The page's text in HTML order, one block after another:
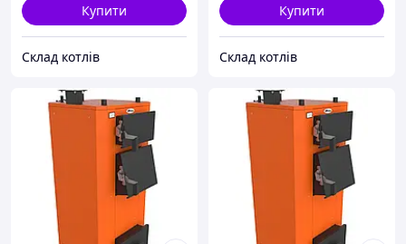
Купити
Склад котлів
Купити
Склад котлів